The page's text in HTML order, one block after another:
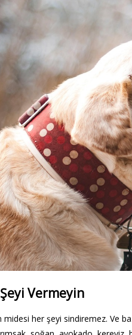
Vermeyin
midesi her şeyi sindiremez. Ve